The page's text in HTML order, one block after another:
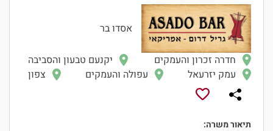
אסדו בר
חדרה זכרון והעמקים
יקנעם טבעון והסביבה
עמק יזרעאל
עפולה והעמקים צפון
תיאור משרה: